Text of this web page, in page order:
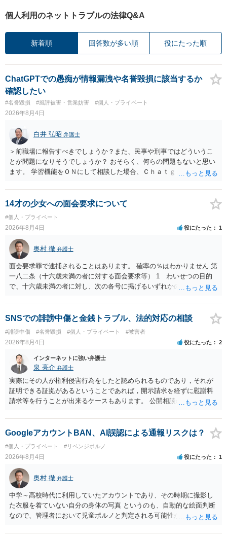
個人利用のネットトラブルの法律Q&A
新着順 回答数が多い順 役にたった順
ChatGPTでの愚痴が情報漏洩や名誉毀損に該当するか
確認したい
#名誉毀損 #風評被害・営業妨害 #個人・プライベート
2026年8月4日
白井 弘昭 弁護士
＞前職場に報告すべきでしょうか？また、民事や刑事ではどういうこ
とが問題になりそうでしょうか？ おそらく、何らの問題もないと思い
ます。 学習機能をＯＮにして相談した場合、Ｃｈａｔｇｐｔがｏｐｅ
する可能性がありますが、個人名や会社名を特定していない限り、一
般論として抽象化されて回答に織り込まれる可能性が生じるにすぎま
せんので、その情報自体が、秘密情報に当たるとは思えませんし、名
誉棄損として、個人や会社に対する誹謗中傷の不特定多数への公開に
当たるとも思われません。 もちろん、誰がその内容をｃｈａｔｇｐｔ
に入力したかも第三者にしられることはないので、個人や会社の特定
をせずに書き込んだことで（おそらく特定して書き込んだとして
も）、相談者さんが刑事民事の責任に問われることはないでしょう。
私見ながらご参考まで。
14才の少女への面会要求について
#個人・プライベート
2026年8月4日 役にたった 1
奥村 徹 弁護士
面会要求罪で逮捕されることはあります。 確率の％はわかりません 第
一八二条（十六歳未満の者に対する面会要求等） 1 わいせつの目的
で、十六歳未満の者に対し、次の各号に掲げるいずれかの行為をした
が生まれた日より五年以上前の日に生まれた者に限る。）は、一年以
下の拘禁刑又は五十万円以下の罰金に処する。 一 威迫し、偽計を用
い又は誘惑して面会を要求すること。 二 拒まれたにもかかわらず、
反復して面会を要求すること。 三 金銭その他の利益を供与し、又は
その申込み若しくは約束をして面会を要求すること。 2前項の罪を犯
し、よってわいせつの目的で当該十六歳未満の者と面会をした者は、
二年以下の拘禁刑又は百万円以下の罰金に処する。
SNSでの誹謗中傷と金銭トラブル、法的対応の相談
#誹謗中傷 #名誉毀損 #個人・プライベート #被害者
2026年8月4日 役にたった 2
インターネットに強い弁護士
泉 亮介 弁護士
実際にその人が権利侵害行為をしたと認められるものであり，それが
証明できる証拠があるということであれば，開示請求を経ずに慰謝料
請求等を行うことが出来るケースもあります。 公開相談の場では回答
に個別に相談されると良いでしょう。
GoogleアカウントBAN、AI誤認による通報リスクは？
#個人・プライベート #リベンジポルノ
2026年8月4日 役にたった 1
奥村 徹 弁護士
中学～高校時代に利用していたアカウントであり、その時期に撮影し
た衣服を着ていない自分の身体の写真 というのも、自動的な絵面判断
なので、管理者において児童ポルノと判定される可能性があります。